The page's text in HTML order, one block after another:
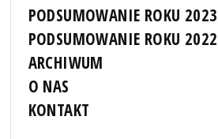
PODSUMOWANIE ROKU 2023
PODSUMOWANIE ROKU 2022
ARCHIWUM
O NAS
KONTAKT